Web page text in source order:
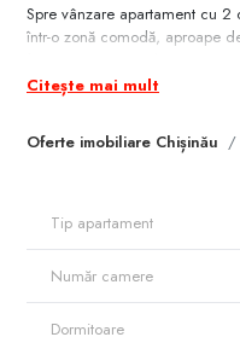
Oferte imobiliare Chișinău
Spre vânzare apartament cu 2
într-o zonă comodă, aproape
* Adresă: str. Kiev 8/2, Râșcani
* Etaj: 2 din 5
* Tip clădire: cotileț
* Poziționare: pe mijloc
* Stare: reparație capitală nouă
* Electricitate schimbată
* Mobilă și tehnică nouă
Citește mai mult
Tip apartament
Număr camere
Dormitoare